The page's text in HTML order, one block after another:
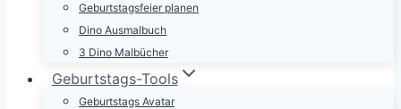
Geburtstagsfeier planen
Dino Ausmalbuch
3 Dino Malbücher
Geburtstags-Tools
Geburtstags Avatar